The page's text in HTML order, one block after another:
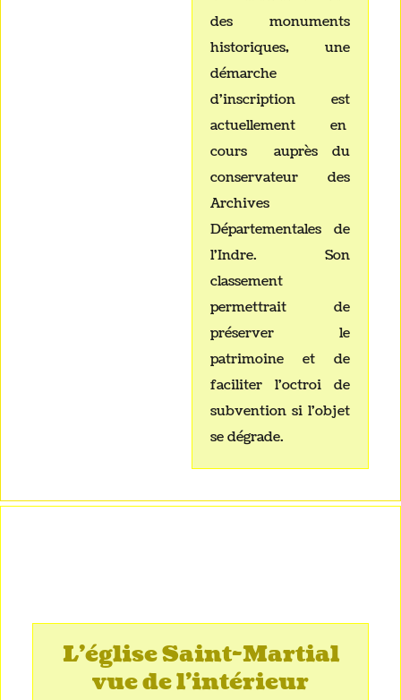
des monuments
historiques, une
démarche
d'inscription est
actuellement en
cours auprès du
conservateur des
Archives
Départementales de
l'Indre. Son
classement
permettrait de
préserver le
patrimoine et de
faciliter l'octroi de
subvention si l'objet
se dégrade.
L'église Saint-Martial
vue de l'intérieur